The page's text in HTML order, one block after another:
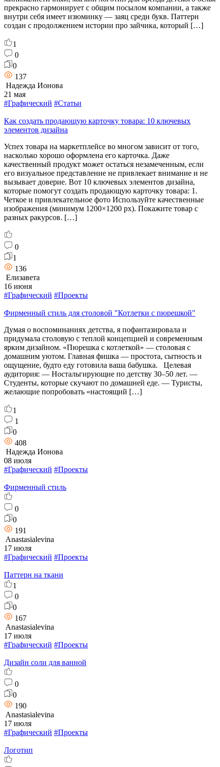
прекрасно гармонирует с общим посылом компании, а также
внутри себя имеет изюминку — заяц среди букв. Паттерн
создан с продолжением истории про зайчика, который […]
1
0
0
137
Надежда Ионова
21 мая
#Графический #Статьи
Как создать продающую карточку товара: 10 ключевых
элементов дизайна
Успех товара на маркетплейсе во многом зависит от того,
насколько хорошо оформлена его карточка. Даже
качественный продукт может остаться незамеченным, если
его визуальное представление не привлекает внимание и не
вызывает доверие. Вот 10 ключевых элементов дизайна,
которые помогут создать продающую карточку товара: 1.
Четкое и привлекательное фото Используйте качественные
изображения (минимум 1200×1200 px). Покажите товар с
разных ракурсов. […]
0
1
136
Елизавета
16 июня
#Графический #Проекты
Фирменный стиль для столовой "Котлетки с пюрешкой"
Думая о воспоминаниях детства, я пофантазировала и
придумала столовую с теплой концепцией и современным
ярким дизайном. «Пюрешка с котлеткой» — столовая с
домашним уютом. Главная фишка — простота, сытность и
ощущение, будто еду готовила ваша бабушка. Целевая
аудитория: — Ностальгирующие по детству 30–50 лет. —
Студенты, которые скучают по домашней еде. — Туристы,
желающие попробовать «настоящий […]
1
1
0
408
Надежда Ионова
08 июля
#Графический #Проекты
Фирменный стиль
0
0
191
Anastasialevina
17 июля
#Графический #Проекты
Паттерн на ткани
1
0
0
167
Anastasialevina
17 июля
#Графический #Проекты
Дизайн соли для ванной
0
0
190
Anastasialevina
17 июля
#Графический #Проекты
Логотип